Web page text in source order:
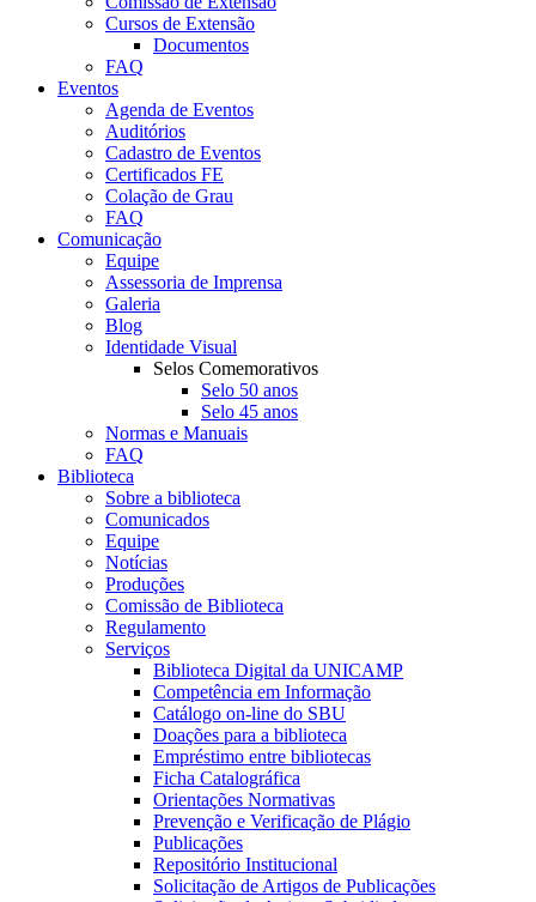
Cursos de Extensão
Documentos
FAQ
Eventos
Agenda de Eventos
Auditórios
Cadastro de Eventos
Certificados FE
Colação de Grau
FAQ
Comunicação
Equipe
Assessoria de Imprensa
Galeria
Blog
Identidade Visual
Selos Comemorativos
Selo 50 anos
Selo 45 anos
Normas e Manuais
FAQ
Biblioteca
Sobre a biblioteca
Comunicados
Equipe
Notícias
Produções
Comissão de Biblioteca
Regulamento
Serviços
Biblioteca Digital da UNICAMP
Competência em Informação
Catálogo on-line do SBU
Doações para a biblioteca
Empréstimo entre bibliotecas
Ficha Catalográfica
Orientações Normativas
Prevenção e Verificação de Plágio
Publicações
Repositório Institucional
Solicitação de Artigos de Publicações